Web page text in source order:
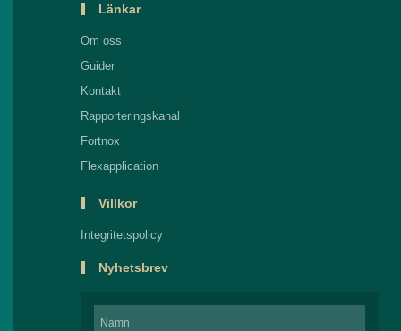
Länkar
Om oss
Guider
Kontakt
Rapporteringskanal
Fortnox
Flexapplication
Villkor
Integritetspolicy
Nyhetsbrev